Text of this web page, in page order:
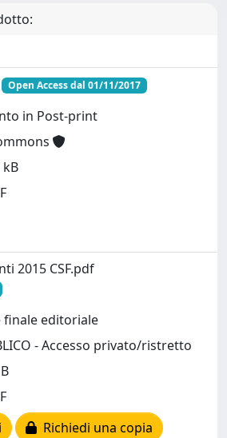
Open Access dal 01/11/2017
in Post-print
2015 CSF.pdf
finale editoriale
- Accesso privato/ristretto
Richiedi una copia